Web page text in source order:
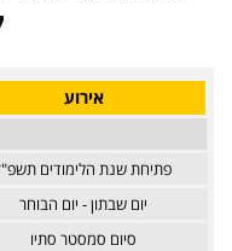
אירוע
פתיחת שנת הלימודים
יום שבתון - יום הבוחר
סיום סמסטר סתיו